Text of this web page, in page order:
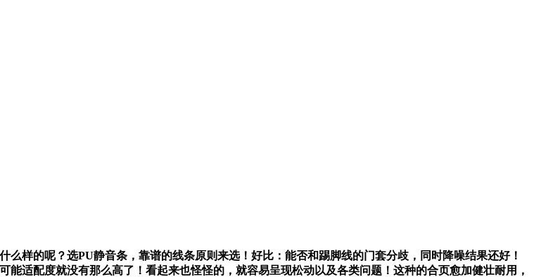
的呢？选PU静音条，靠谱的线条原则来选！好比：能否和踢脚线的门套分歧，同时降噪结果还好！
适配度就没有那么高了！看起来也怪怪的，就容易呈现松动以及各类问题！这种的合页愈加健壮耐用，